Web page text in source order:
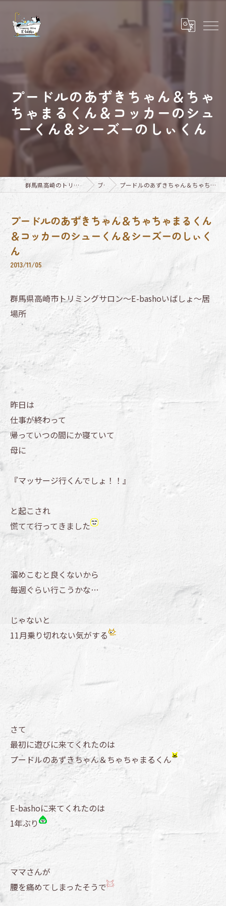
プードルのあずきちゃん＆ちゃ
ちゃまるくん＆コッカーのシュ
ーくん＆シーズーのしぃくん
群馬県高崎のトリミングならTrimming Salon E-basho ブログ プードルのあずきちゃん＆ちゃちゃまるくん＆コッカーのシューくん＆シーズーのしぃくん
プードルのあずきちゃん＆ちゃちゃまるくん
＆コッカーのシューくん＆シーズーのしぃく
ん
2013/11/05
群馬県高崎市トリミングサロン～E-bashoいばしょ～居
場所
昨日は
仕事が終わって
帰っていつの間にか寝ていて
母に
『マッサージ行くんでしょ！！』
と起こされ
慌てて行ってきました
溜めこむと良くないから
毎週ぐらい行こうかな…
じゃないと
11月乗り切れない気がする
さて
最初に遊びに来てくれたのは
プードルのあずきちゃん＆ちゃちゃまるくん
E-bashoに来てくれたのは
1年ぶり
ママさんが
腰を痛めてしまったそうで